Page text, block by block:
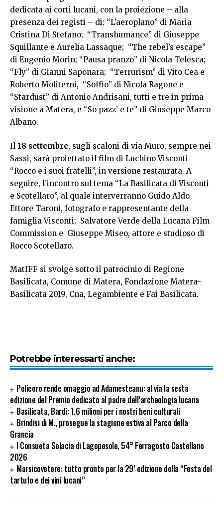
dedicata ai corti lucani, con la proiezione – alla
presenza dei registi – di: “L’aeroplano” di Maria
Cristina Di Stefano; “Transhumance” di Giuseppe
Squillante e Aurelia Lassaque; “The rebel’s escape”
di Eugenio Morin; “Pausa pranzo” di Nicola Telesca;
“Fly” di Gianni Saponara; “Terrurism” di Vito Cea e
Roberto Moliterni, “Soffio” di Nicola Ragone e
“Stardust” di Antonio Andrisani, tutti e tre in prima
visione a Matera, e “So pazz’ e te” di Giuseppe Marco
Albano.
Il 18 settembre, sugli scaloni di via Muro, sempre nei
Sassi, sarà proiettato il film di Luchino Visconti
“Rocco e i suoi fratelli”, in versione restaurata. A
seguire, l’incontro sul tema “La Basilicata di Visconti
e Scotellaro”, al quale interverranno Guido Aldo
Ettore Taroni, fotografo e rappresentante della
famiglia Visconti; Salvatore Verde della Lucana Film
Commission e Giuseppe Miseo, attore e studioso di
Rocco Scotellaro.
MatIFF si svolge sotto il patrocinio di Regione
Basilicata, Comune di Matera, Fondazione Matera-
Basilicata 2019, Cna, Legambiente e Fai Basilicata.
Potrebbe interessarti anche:
Policoro rende omaggio ad Adamesteanu: al via la sesta
edizione del Premio dedicato al padre dell’archeologia lucana
Basilicata, Bardi: 1.6 milioni per i nostri beni culturali
Brindisi di M., prosegue la stagione estiva al Parco della
Grancia
I Consueta Solacia di Lagopesole, 54° Ferragosto Castellano
2026
Marsicovetere: tutto pronto per la 29’ edizione della “Festa del
tartufo e dei vini lucani”